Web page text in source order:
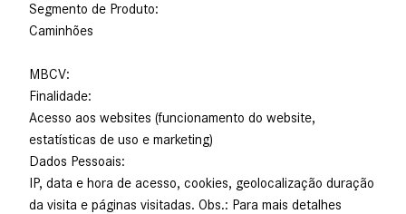
Segmento de Produto:
Caminhões
MBCV:
Finalidade:
Acesso aos websites (funcionamento do website,
estatísticas de uso e marketing)
Dados Pessoais:
IP, data e hora de acesso, cookies, geolocalização duração
da visita e páginas visitadas. Obs.: Para mais detalhes